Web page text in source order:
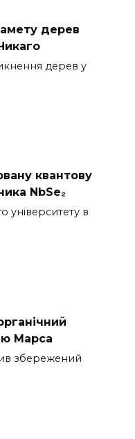
дерев
дерев у
квантову
NbSe₂
університету в
Марса
збережений